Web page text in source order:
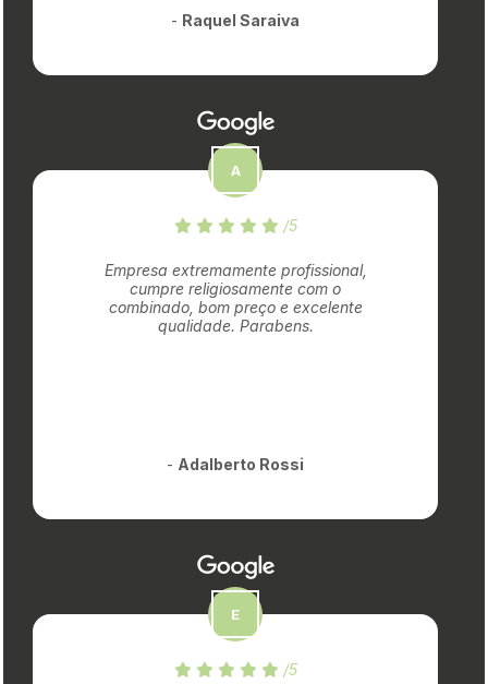
- Raquel Saraiva
/5
Empresa extremamente profissional,
cumpre religiosamente com o
combinado, bom preço e excelente
qualidade. Parabens.
- Adalberto Rossi
/5